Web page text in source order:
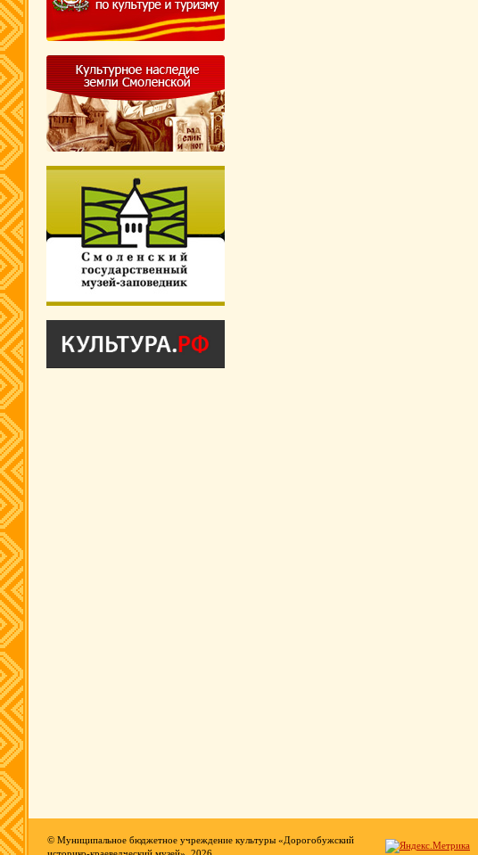
© Муниципальное бюджетное учреждение культуры «Дорогобужский